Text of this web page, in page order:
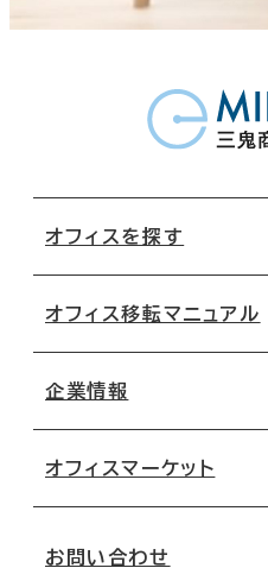
オフィスを探す
地図から探す
路線・駅から探す
オフィス移転マニュアル
移転コストシミュレーション
移転スケジュール
オフィス移転Q&A
企業情報
オフィスマーケット
お問い合わせ